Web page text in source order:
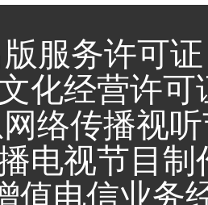
服务许可
化经营许可
络传播视
电视节目
值电信业务